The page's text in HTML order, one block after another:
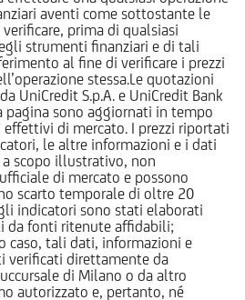
aventi come sottostante le
prima di qualsiasi
strumenti finanziari e di tali
al fine di verificare i prezzi
stessa.Le quotazioni
UniCredit S.p.A. e UniCredit Bank
pagina sono aggiornati in tempo
di mercato. I prezzi riportati
le altre informazioni e i dati
scopo illustrativo, non
di mercato e possono
scarto temporale di oltre 20
indicatori sono stati elaborati
da fonti ritenute affidabili;
caso, tali dati, informazioni e
verificati direttamente da
di Milano o da altro
autorizzato e, pertanto, né